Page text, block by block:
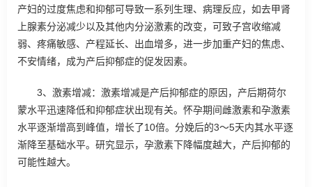
产妇的过度焦虑和抑郁可导致一系列生理、病理反应，如去甲肾
上腺素分泌减少以及其他内分泌激素的改变，可致子宫收缩减
弱、疼痛敏感、产程延长、出血增多，进一步加重产妇的焦虑、
不安情绪，成为产后抑郁症的促发因素。
3、激素增减：激素增减是产后抑郁症的原因，产后期荷尔
蒙水平迅速降低和抑郁症状出现有关。怀孕期间雌激素和孕激素
水平逐渐增高到峰值，增长了10倍。分娩后的3～5天内其水平逐
渐降至基础水平。研究显示，孕激素下降幅度越大，产后抑郁的
可能性越大。